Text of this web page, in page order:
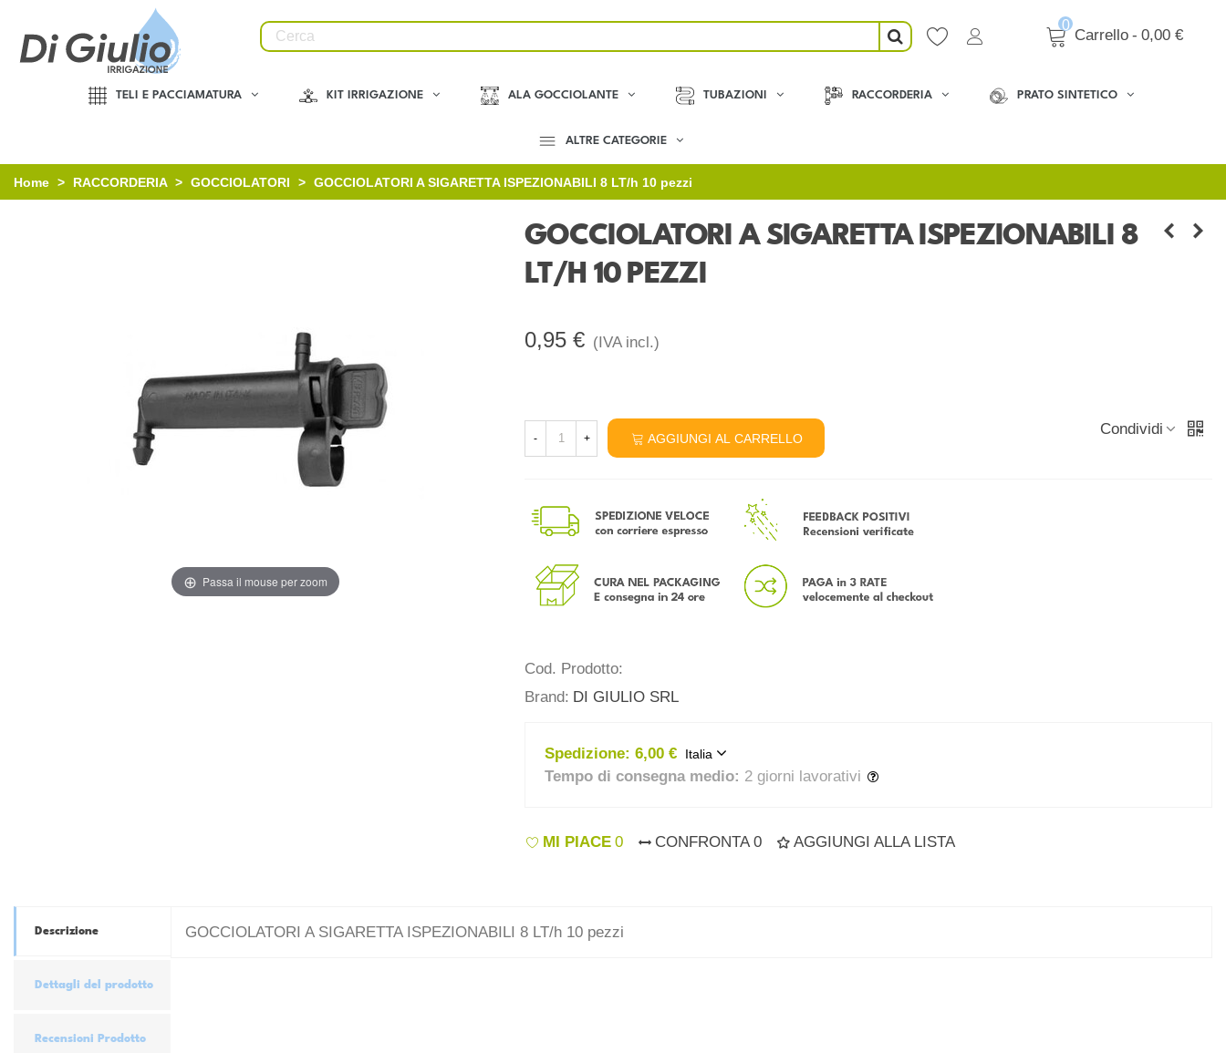
0
Carrello - 0,00 €
TELI E PACCIAMATURA KIT IRRIGAZIONE ALA GOCCIOLANTE TUBAZIONI RACCORDERIA PRATO SINTETICO
ALTRE CATEGORIE
Home > RACCORDERIA > GOCCIOLATORI > GOCCIOLATORI A SIGARETTA ISPEZIONABILI 8 LT/h 10 pezzi
Passa il mouse per zoom
GOCCIOLATORI A SIGARETTA ISPEZIONABILI 8
LT/H 10 PEZZI
0,95 € (IVA incl.)
- + AGGIUNGI AL CARRELLO
Condividi
Cod. Prodotto:
Brand: DI GIULIO SRL
Spedizione: 6,00 € Italia
Tempo di consegna medio: 2 giorni lavorativi
MI PIACE 0 CONFRONTA 0 AGGIUNGI ALLA LISTA
Descrizione
Dettagli del prodotto
Recensioni Prodotto
GOCCIOLATORI A SIGARETTA ISPEZIONABILI 8 LT/h 10 pezzi